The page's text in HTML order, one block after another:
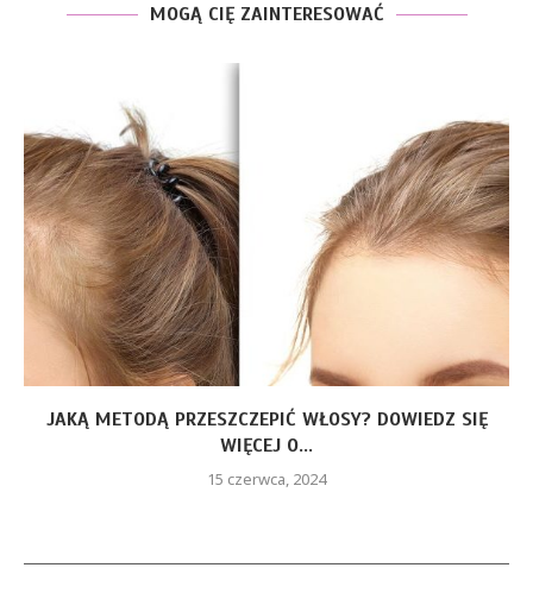
MOGĄ CIĘ ZAINTERESOWAĆ
JAKĄ METODĄ PRZESZCZEPIĆ WŁOSY? DOWIEDZ SIĘ
WIĘCEJ O...
15 czerwca, 2024